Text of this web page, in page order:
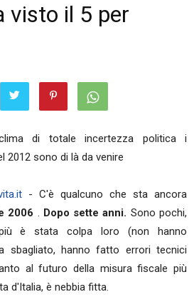
visto il 5 per
di totale incertezza politica i
2012 sono di là da venire
- C'è qualcuno che sta ancora
2006 . Dopo sette anni. Sono pochi,
è stata colpa loro (non hanno
sbagliato, hanno fatto errori tecnici
al futuro della misura fiscale più
d'Italia, è nebbia fitta.